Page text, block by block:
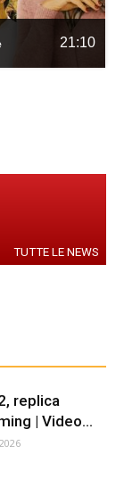
21:10
TUTTE LE NEWS
replica
| Video...